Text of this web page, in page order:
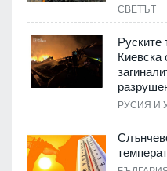
СВЕТЪТ
Руските
Киевска
РУСИЯ И